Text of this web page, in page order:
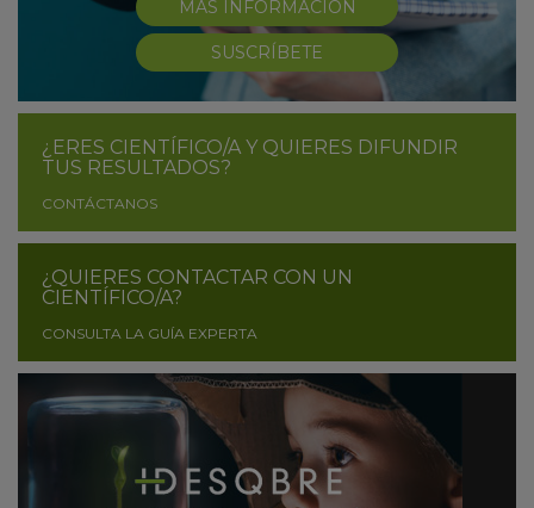
MÁS INFORMACIÓN
SUSCRÍBETE
¿ERES CIENTÍFICO/A Y QUIERES DIFUNDIR
TUS RESULTADOS?
CONTÁCTANOS
¿QUIERES CONTACTAR CON UN
CIENTÍFICO/A?
CONSULTA LA GUÍA EXPERTA